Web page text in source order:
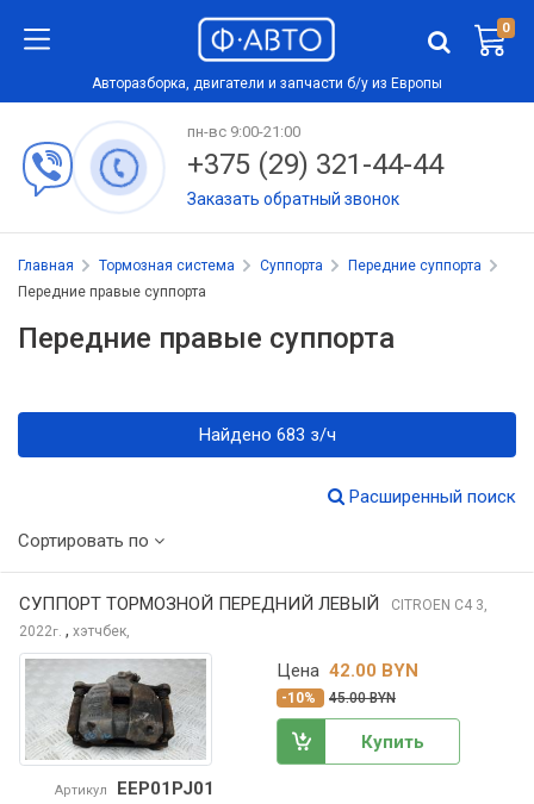
0
Авторазборка, двигатели и запчасти б/у из Европы
пн-вс 9:00-21:00
+375 (29) 321-44-44
Заказать обратный звонок
Главная Тормозная система Суппорта
Передние суппорта
Передние правые суппорта
Передние правые суппорта
Найдено 683 з/ч
Расширенный поиск
Сортировать по
СУППОРТ ТОРМОЗНОЙ ПЕРЕДНИЙ ЛЕВЫЙ CITROEN C4 3,
2022г. , хэтчбек,
Артикул EEP01PJ01
Цена 42.00 BYN
-10% 45.00 BYN
Купить